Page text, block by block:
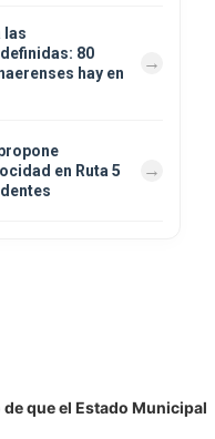
las
80
hay en
en Ruta 5
que el Estado Municipal